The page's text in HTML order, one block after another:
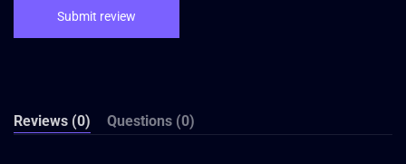
Reviews (0) Questions (0)